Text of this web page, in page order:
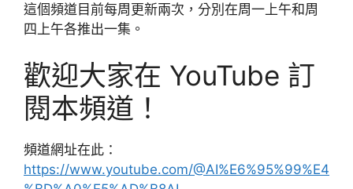
這個頻道目前每周更新兩次，分別在周一上午和周
四上午各推出一集。
歡迎大家在 YouTube 訂
閱本頻道！
頻道網址在此：
https://www.youtube.com/@AI%E6%95%99%E4